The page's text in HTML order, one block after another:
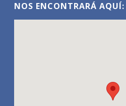
NOS ENCONTRARÁ AQUÍ: